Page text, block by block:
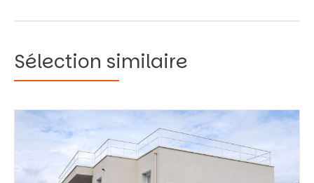
Sélection similaire